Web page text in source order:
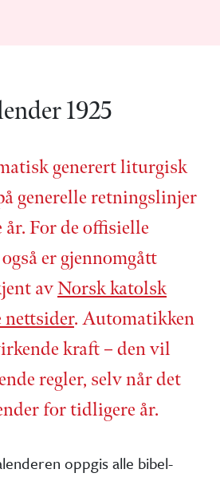
1925
generert liturgisk
generelle retnings­linjer
For de offisielle
er gjennom­gått
avNorsk katolsk
nettsider. Automatikken
kraft – den vil
regler, selv når det
for tidligere år.
oppgis alle bibel­